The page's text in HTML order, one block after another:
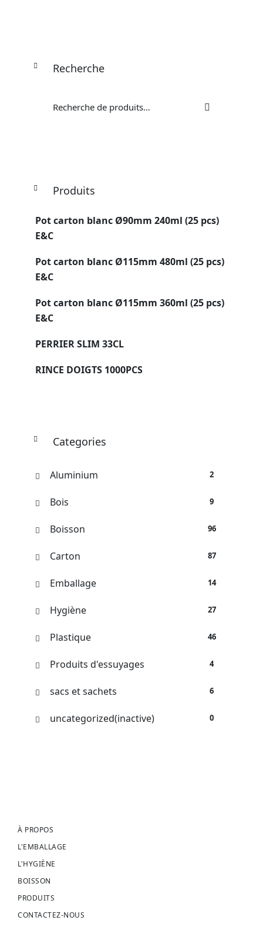
Recherche
pour :
Produits
Pot carton blanc Ø90mm 240ml (25 pcs)
E&C
Pot carton blanc Ø115mm 480ml (25 pcs)
E&C
Pot carton blanc Ø115mm 360ml (25 pcs)
E&C
PERRIER SLIM 33CL
RINCE DOIGTS 1000PCS
Categories
Aluminium 2
Bois 9
Boisson 96
Carton 87
Emballage 14
Hygiène 27
Plastique 46
Produits d'essuyages 4
sacs et sachets 6
uncategorized(inactive) 0
À PROPOS
L'EMBALLAGE
L'HYGIÈNE
BOISSON
PRODUITS
CONTACTEZ-NOUS